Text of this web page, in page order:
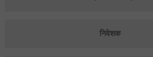
निवेशक